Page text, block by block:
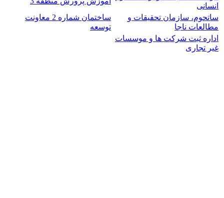
انسانی
ساتحوم، سازمان تحقیقات و
مطالعات ناجا
ساختمان شماره 2 معاونت
توسعه
اداره ثبت شرکت ها و موسسات
غیر تجاری